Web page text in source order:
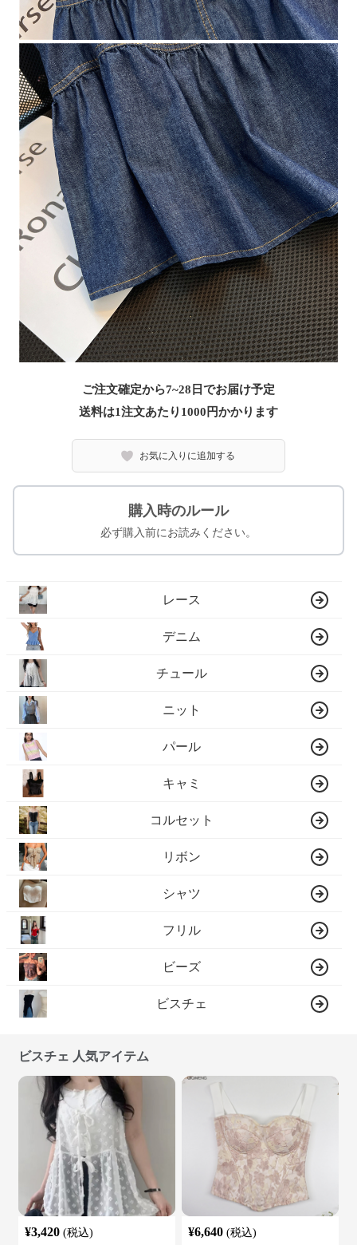
ご注文確定から7~28日でお届け予定
送料は1注文あたり 1000 円かかります
お気に入りに追加する
購入時のルール
必ず購入前にお読みください。
レース
デニム
チュール
ニット
パール
キャミ
コルセット
リボン
シャツ
フリル
ビーズ
ビスチェ
ビスチェ 人気アイテム
¥3,420 (税込) ¥6,640 (税込)